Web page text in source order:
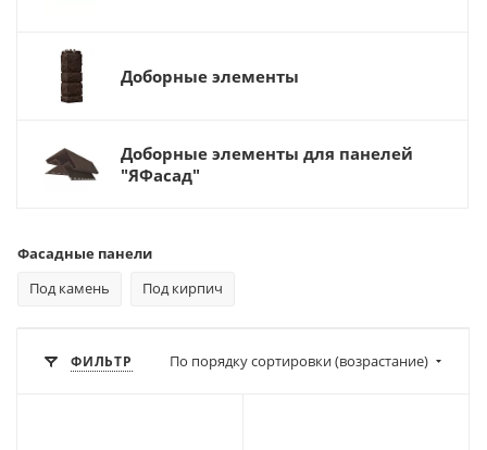
Доборные элементы
Доборные элементы для панелей
"ЯФасад"
Фасадные панели
Под камень
Под кирпич
ФИЛЬТР По порядку сортировки (возрастание)